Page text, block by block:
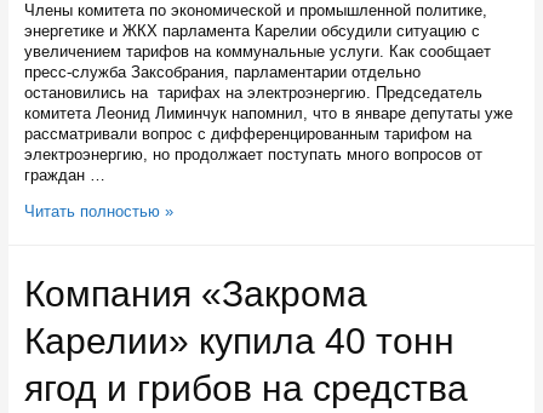
Члены комитета по экономической и промышленной политике,
энергетике и ЖКХ парламента Карелии обсудили ситуацию с
увеличением тарифов на коммунальные услуги. Как сообщает
пресс-служба Заксобрания, парламентарии отдельно
остановились на тарифах на электроэнергию. Председатель
комитета Леонид Лиминчук напомнил, что в январе депутаты уже
рассматривали вопрос с дифференцированным тарифом на
электроэнергию, но продолжает поступать много вопросов от
граждан …
Из-
на
карельские
депутаты
обратиться
Читать полностью »
Компания «Закрома
Карелии» купила 40 тонн
ягод и грибов на средства